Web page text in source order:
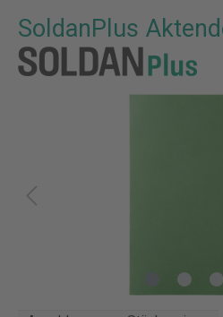
SoldanPlus